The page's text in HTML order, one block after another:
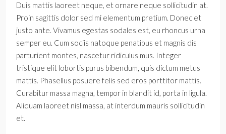
Duis mattis laoreet neque, et ornare neque sollicitudin at.
Proin sagittis dolor sed mi elementum pretium. Donec et
justo ante. Vivamus egestas sodales est, eu rhoncus urna
semper eu. Cum sociis natoque penatibus et magnis dis
parturient montes, nascetur ridiculus mus. Integer
tristique elit lobortis purus bibendum, quis dictum metus
mattis. Phasellus posuere felis sed eros porttitor mattis.
Curabitur massa magna, tempor in blandit id, porta in ligula.
Aliquam laoreet nisl massa, at interdum mauris sollicitudin
et.